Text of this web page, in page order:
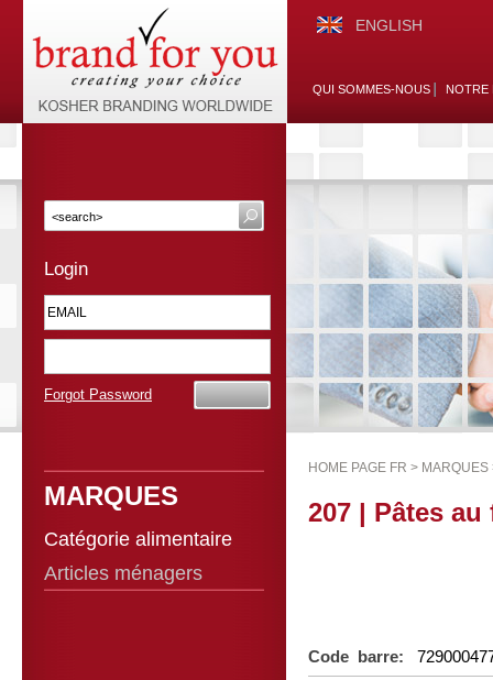
ENGLISH
QUI SOMMES-NOUS NOTRE
Login
Forgot Password
MARQUES
Catégorie alimentaire
Articles ménagers
HOME PAGE FR > MARQUES
207 | Pâtes
Code barre: